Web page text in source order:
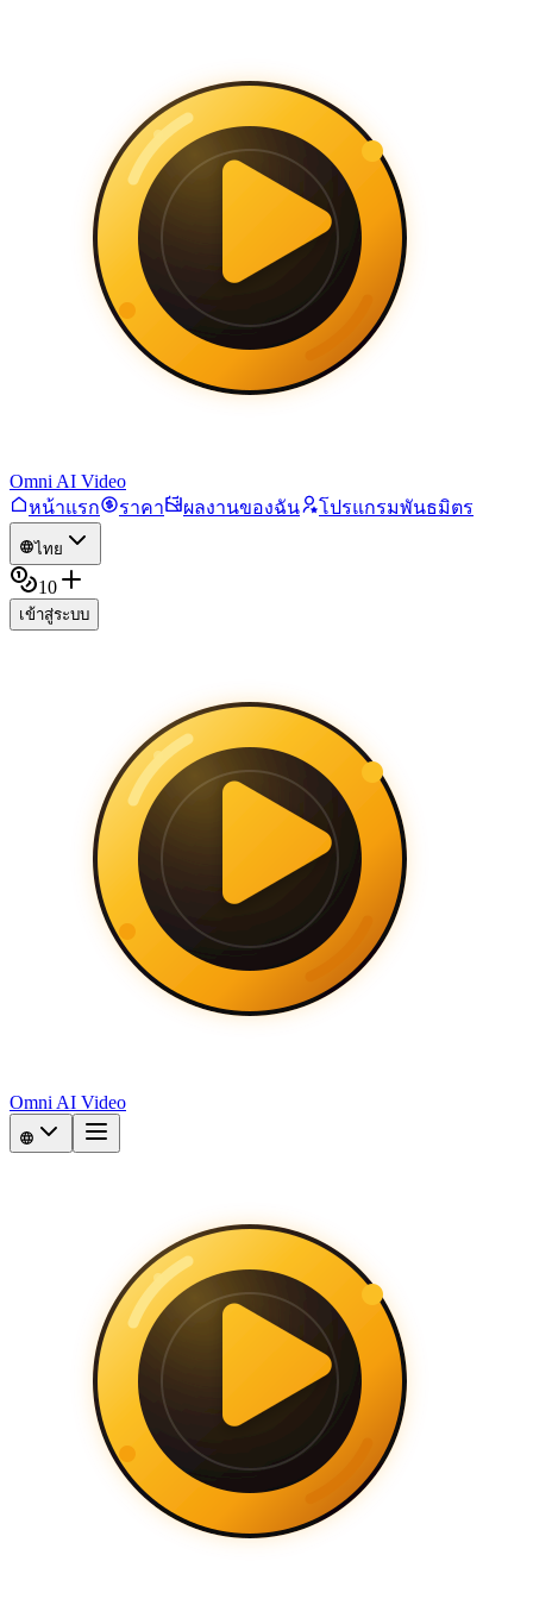
Omni AI Video
หน้าแรก
ราคา ผลงานของฉัน โปรแกรมพันธมิตร
ไทย
10
เข้าสู่ระบบ
Omni AI Video